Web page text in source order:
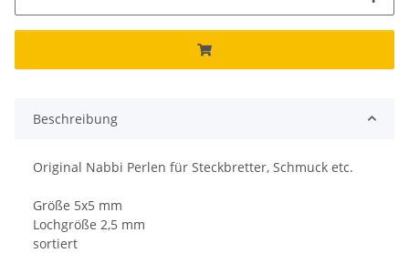
Beschreibung
Original Nabbi Perlen für Steckbretter, Schmuck etc.
Größe 5x5 mm
Lochgröße 2,5 mm
sortiert